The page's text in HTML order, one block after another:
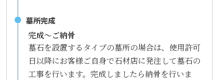
墓所完成
完成～ご納骨
墓石を設置するタイプの墓所の場合は、使用許可
日以降にお客様ご自身で石材店に発注して墓石の
工事を行います。完成しましたら納骨を行いま